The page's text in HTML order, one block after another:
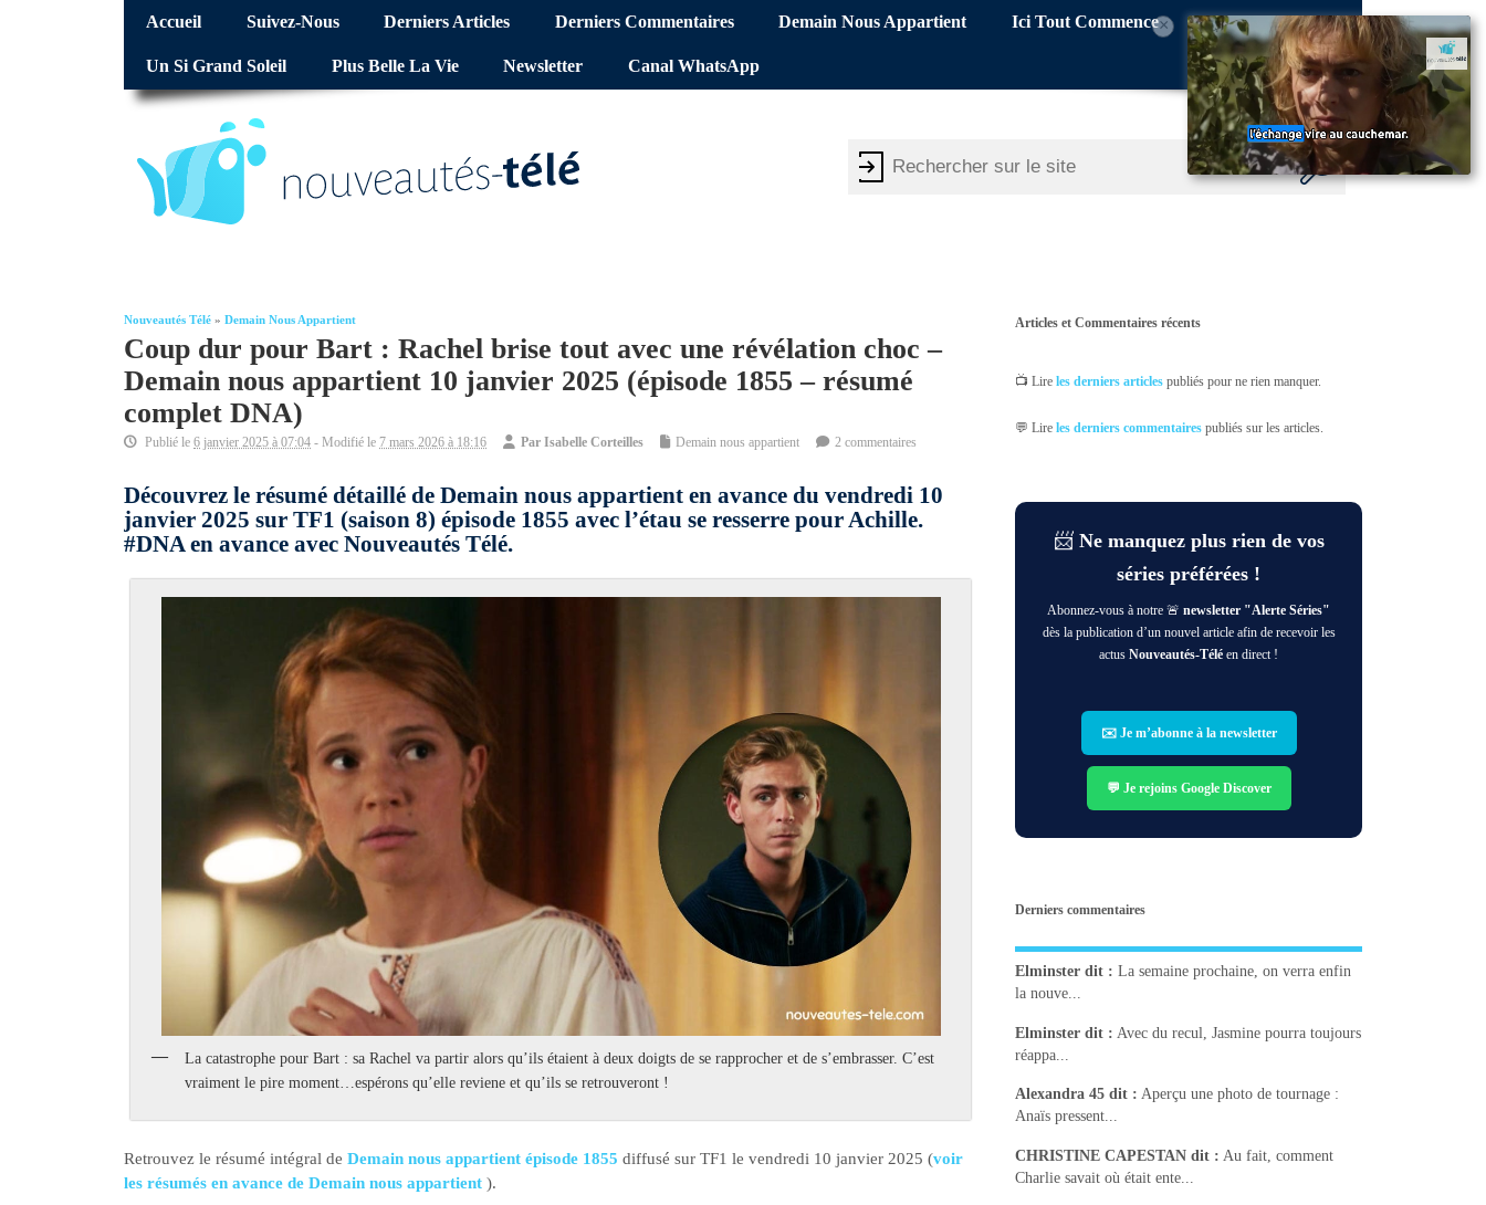
Accueil Suivez-Nous Derniers Articles Derniers Commentaires Demain Nous Appartient Ici Tout Commence
Un Si Grand Soleil Plus Belle La Vie Newsletter Canal WhatsApp
Nouveautés Télé » Demain Nous Appartient
Coup dur pour Bart : Rachel brise tout avec une révélation choc –
Demain nous appartient 10 janvier 2025 (épisode 1855 – résumé
complet DNA)
Publié le 6 janvier 2025 à 07:04 - Modifié le 7 mars 2026 à 18:16 Par Isabelle Corteilles Demain nous appartient 2 commentaires
Découvrez le résumé détaillé de Demain nous appartient en avance du vendredi 10
janvier 2025 sur TF1 (saison 8) épisode 1855 avec l’étau se resserre pour Achille.
#DNA en avance avec Nouveautés Télé.
La catastrophe pour Bart : sa Rachel va partir alors qu’ils étaient à deux doigts de se rapprocher et de s’embrasser. C’est
vraiment le pire moment…espérons qu’elle reviene et qu’ils se retrouveront !
Retrouvez le résumé intégral de Demain nous appartient épisode 1855 diffusé sur TF1 le vendredi 10 janvier 2025 (voir
les résumés en avance de Demain nous appartient ).
×
Articles et Commentaires récents
📺 Lireles derniers articles publiés pour ne rien manquer.
💬 Lireles derniers commentaires publiés sur les articles.
📨 Ne manquez plus rien de vos
séries préférées !
Abonnez-vous à notre 🚨newsletter "Alerte Séries"
dès la publication d’un nouvel article afin de recevoir les
actusNouveautés-Télé en direct !
✉️ Je m’abonne à la newsletter
💬 Je rejoins Google Discover
Derniers commentaires
Elminster dit : La semaine prochaine, on verra enfin
la nouve...
Elminster dit : Avec du recul, Jasmine pourra toujours
réappa...
Alexandra 45 dit : Aperçu une photo de tournage :
Anaïs pressent...
CHRISTINE CAPESTAN dit : Au fait, comment
Charlie savait où était ente...